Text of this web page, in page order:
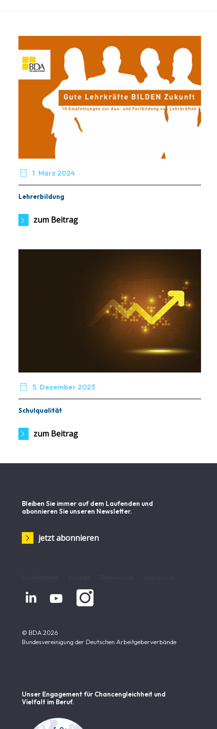
 1. März 2024
Lehrerbildung
zum Beitrag
 5. Dezember 2023
Schulqualität
zum Beitrag
Bleiben Sie immer auf dem Laufenden und
abonnieren Sie unseren Newsletter.
jetzt abonnieren
 
© BDA 2026
Bundesvereinigung der Deutschen Arbeitgeberverbände
Unser Engagement für Chancen­gleichheit und
Vielfalt im Beruf.